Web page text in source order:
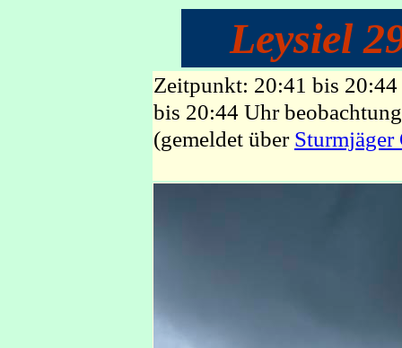
Leysiel
Zeitpunkt: 20:41 bis
bis 20:44 Uhr
(gemeldet über Sturmjäger